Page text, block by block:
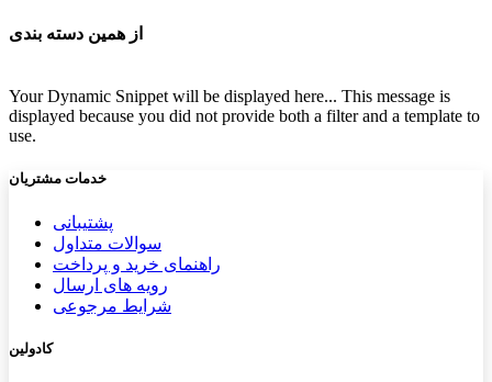
از همین دسته بندی
Your Dynamic Snippet will be displayed here... This message is
displayed because you did not provide both a filter and a template to
use.
خدمات مشتریان
پشتیب​​انی
سوالات متداول
راهنمای خرید و پرداخت
رویه های ارسال
شرایط مرجوعی
کادولین